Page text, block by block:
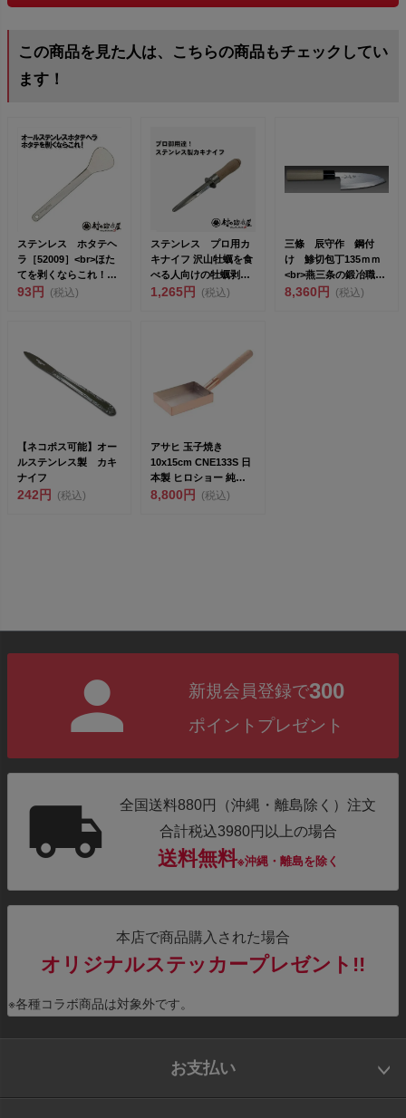
この商品を見た人は、こちらの商品もチェックしてい
ます！
ステンレス ホタテヘ
ラ［52009］<br>ほた
てを剥くならこれ！ほ
たて...
93円 (税込)
ステンレス プロ用カ
キナイフ 沢山牡蠣を食
べる人向けの牡蠣剥き
ナイフ オイスターナ
1,265円 (税込)
三條 辰守作 鋼付
け 鯵切包丁135ｍｍ
<br>燕三条の鍛冶職人
が作る伝...
8,360円 (税込)
【ネコポス可能】オー
ルステンレス製 カキ
ナイフ
242円 (税込)
アサヒ 玉子焼き
10x15cm CNE133S 日
本製 ヒロショー 純銅
銅は熱伝...
8,800円 (税込)
新規会員登録で300
ポイントプレゼント
全国送料880円（沖縄・離島除く）注文
合計税込3980円以上の場合
送料無料※沖縄・離島を除く
本店で商品購入された場合
オリジナルステッカープレゼント!!
※各種コラボ商品は対象外です。
お支払い